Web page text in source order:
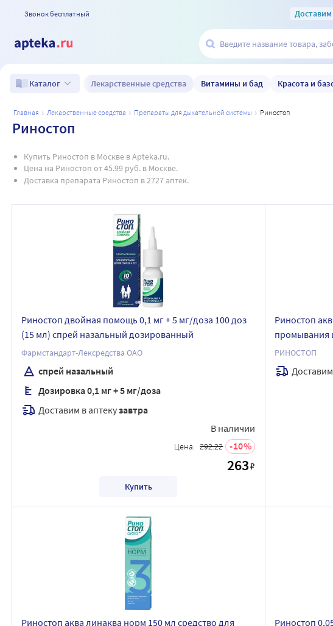
Звонок бесплатный Доставим
Каталог Лекарственные средства Витамины и бад Красота и
главная лекарственные средства препараты для дыхательной системы риностоп
Риностоп
Купить Риностоп в Москве в Apteka.ru.
Цена на Риностоп от 45.99 руб. в Москве.
Доставка препарата Риностоп в 2727 аптек.
Риностоп двойная помощь 0,1 мг + 5 мг/доза 100 доз
(15 мл) спрей назальный дозированный
Фармстандарт-Лексредства ОАО
спрей назальный
Дозировка 0,1 мг + 5 мг/доза
Доставим в аптекузавтра
В наличии
Цена: 292.22 10
263₽
Купить
Риностоп
промывания
РИНОСТОП
Риностоп аква линаква норм 150 мл средство для
Риностоп